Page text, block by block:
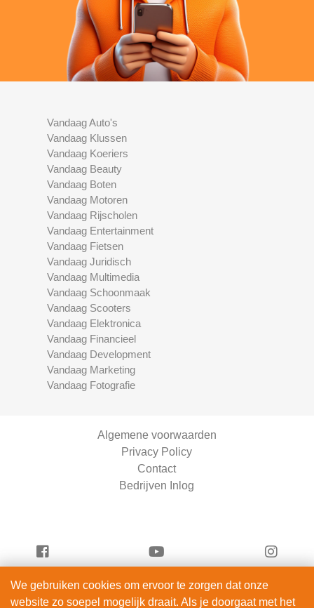
Vandaag Auto's
Vandaag Klussen
Vandaag Koeriers
Vandaag Beauty
Vandaag Boten
Vandaag Motoren
Vandaag Rijscholen
Vandaag Entertainment
Vandaag Fietsen
Vandaag Juridisch
Vandaag Multimedia
Vandaag Schoonmaak
Vandaag Scooters
Vandaag Elektronica
Vandaag Financieel
Vandaag Development
Vandaag Marketing
Vandaag Fotografie
Algemene voorwaarden
Privacy Policy
Contact
Bedrijven Inlog
Vandaag Fietsen is onderdeel van
We gebruiken cookies om ervoor te zorgen dat onze
website zo soepel mogelijk draait. Als je doorgaat met het